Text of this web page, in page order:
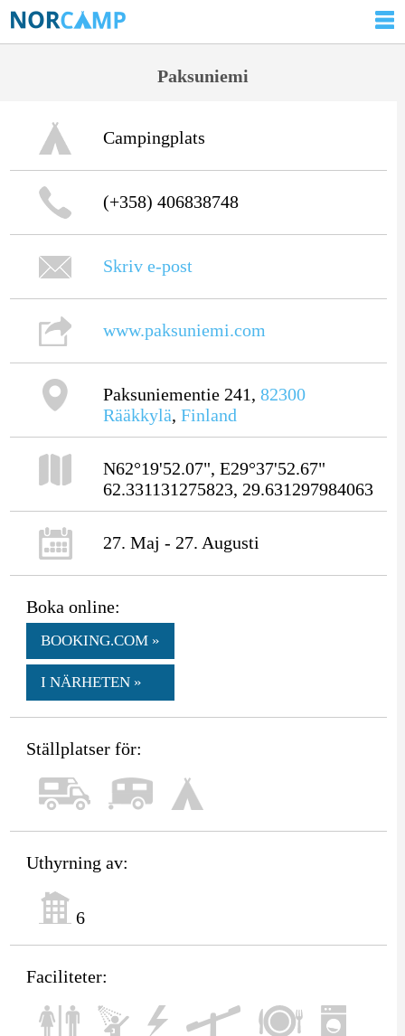
Paksuniemi
Campingplats
(+358) 406838748
Skriv e-post
www.paksuniemi.com
Paksuniementie 241, 82300
Rääkkylä, Finland
N62°19'52.07", E29°37'52.67"
62.331131275823, 29.631297984063
27. Maj - 27. Augusti
Boka online:
BOOKING.COM »
I NÄRHETEN »
Ställplatser för:
Uthyrning av:
6
Faciliteter: